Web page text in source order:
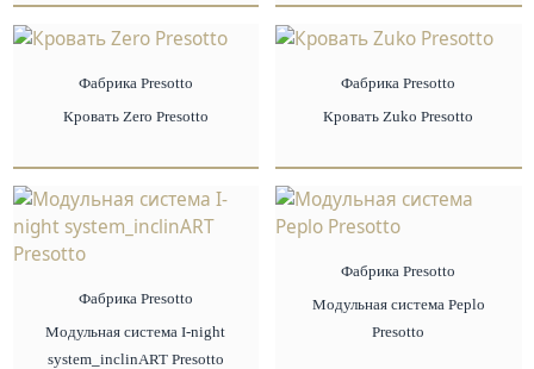
Фабрика Presotto
Кровать Zero Presotto
Фабрика Presotto
Кровать Zuko Presotto
Фабрика Presotto
Модульная система I-night
system_inclinART Presotto
Фабрика Presotto
Модульная система Peplo
Presotto